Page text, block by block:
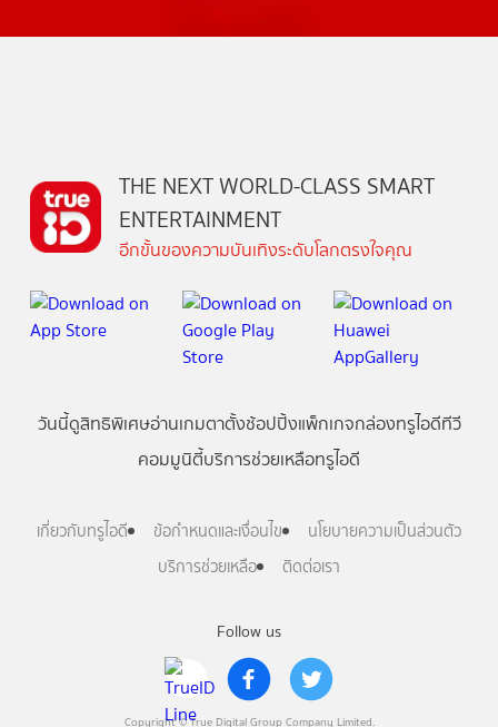
Follow us
Copyright © True Digital Group Company Limited.
THE NEXT WORLD-CLASS SMART
ENTERTAINMENT
อีกขั้นของความบันเทิงระดับโลกตรงใจคุณ
วันนี้ดูสิทธิพิเศษอ่านเกมตาตั้งช้อปปิ้งแพ็กเกจกล่องทรูไอดีทีวี
คอมมูนิตี้บริการช่วยเหลือทรูไอดี
เกี่ยวกับทรูไอดี ข้อกำหนดและเงื่อนไข
นโยบายความเป็นส่วนตัว
บริการช่วยเหลือ
ติดต่อเรา